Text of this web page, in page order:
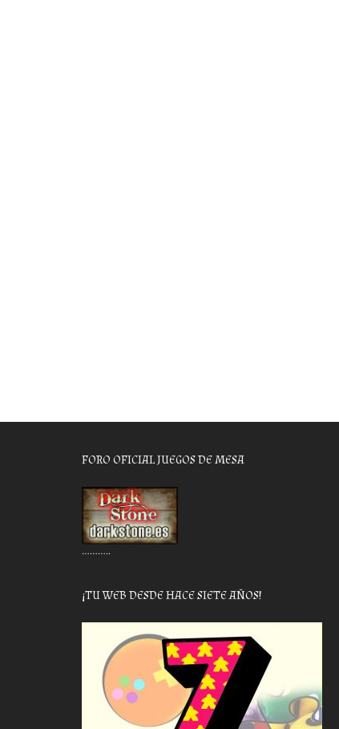
FORO OFICIAL JUEGOS DE MESA
………..
¡TU WEB DESDE HACE SIETE AÑOS!